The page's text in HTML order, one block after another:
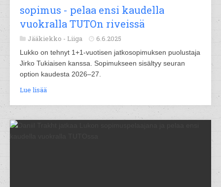
sopimus - pelaa ensi kaudella
vuokralla TUTOn riveissä
Jääkiekko - Liiga 6.6.2025
Lukko on tehnyt 1+1-vuotisen jatkosopimuksen puolustaja
Jirko Tukiaisen kanssa. Sopimukseen sisältyy seuran
option kaudesta 2026–27.
Lue lisää